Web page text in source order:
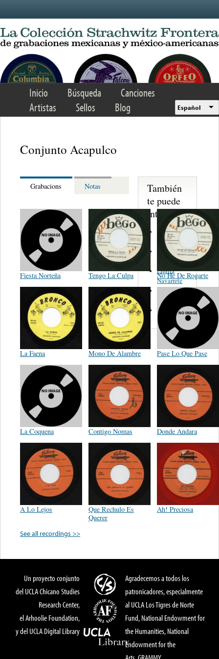
Inicio Búsqueda
Canciones
Artistas
Sellos Blog Español
Conjunto Acapulco
Grabacions Notas
Fiesta Norteña Tengo La Culpa No He De Rogarte
La Faena Mono De Alambre Pase Lo Que Pase
La Coquena Contigo Nomas Donde Andara
A Lo Lejos
Que Rechulo Es
Querer
Ah! Preciosa
See all recordings >>
También
te puede
interesar...
Trio
Figueroa
Los Angeles
Del Norte
Emilia
Navarrete
El Diablo Y
La Muerta
Powerband
Un proyecto conjunto
del UCLA Chicano Studies
Research Center,
el Arhoolie Foundation,
y del UCLA Digital Library
Agradecemos a todos los
patronicadores, especialmente
al UCLA Los Tigres de Norte
Fund, National Endowment for
the Humanities, National
Endowment for the